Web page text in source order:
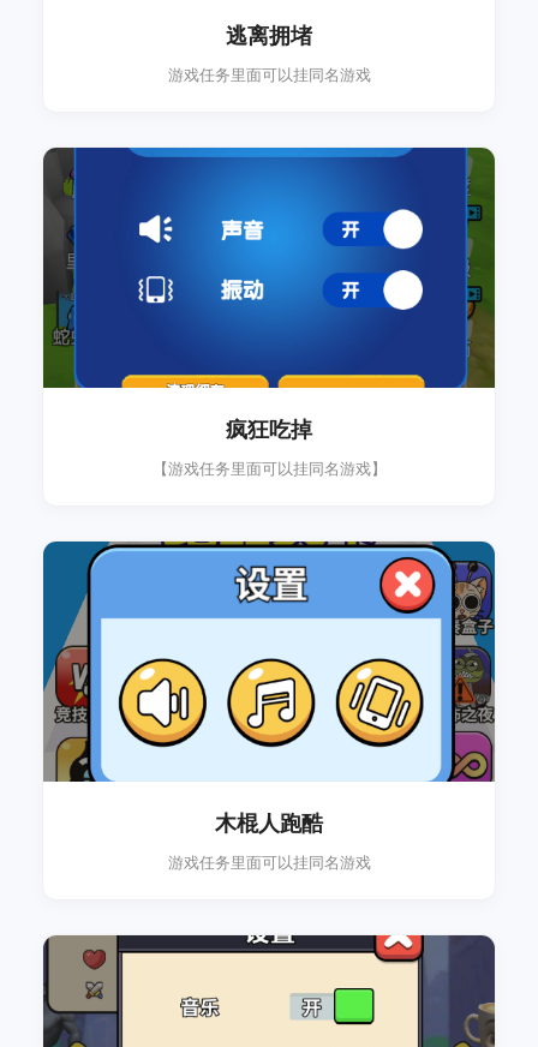
逃离拥堵
游戏任务里面可以挂同名游戏
疯狂吃掉
【游戏任务里面可以挂同名游戏】
木棍人跑酷
游戏任务里面可以挂同名游戏